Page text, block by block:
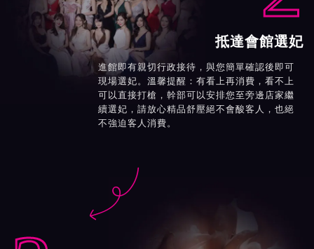
抵達會館選妃
進館即有親切行政接待，與您簡單確認後即可
現場選妃。溫馨提醒：有看上再消費，看不上
可以直接打槍，幹部可以安排您至旁邊店家繼
續選妃，請放心精品舒壓絕不會酸客人，也絕
不強迫客人消費。
